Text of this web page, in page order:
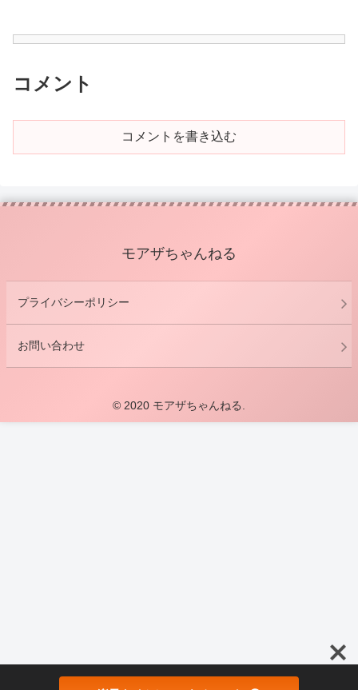
コメント
コメントを書き込む
モアザちゃんねる
プライバシーポリシー
お問い合わせ
© 2020 モアザちゃんねる.